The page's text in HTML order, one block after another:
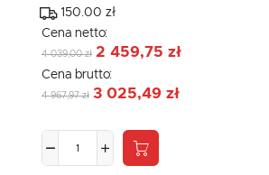
150.00 zł
Cena netto:
4 039,00 zł 2 459,75 zł
Cena brutto:
4 967,97 zł 3 025,49 zł